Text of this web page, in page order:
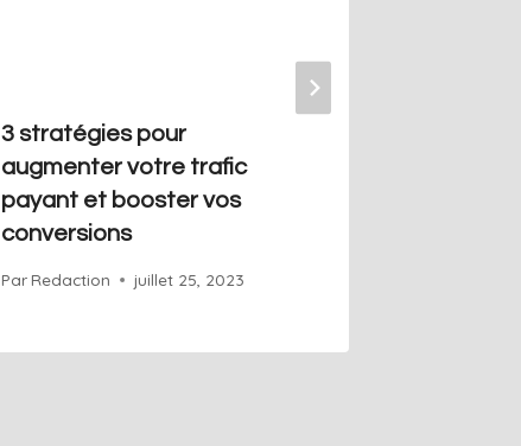
3 stratégies pour
augmenter votre trafic
payant et booster vos
conversions
Par Redaction juillet 25, 2023